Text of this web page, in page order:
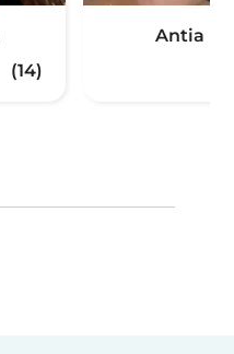
(14)
Antia